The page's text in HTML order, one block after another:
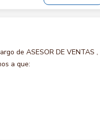
de ASESOR DE VENTAS ,
a que: